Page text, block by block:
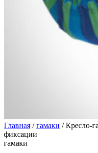
Главная / гамаки / Кресло-
фиксации
гамаки